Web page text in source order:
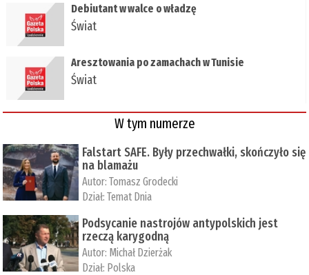
Debiutant w walce o władzę
Świat
Aresztowania po zamachach w Tunisie
Świat
W tym numerze
Falstart SAFE. Były przechwałki, skończyło się
na blamażu
Autor:Tomasz Grodecki
Dział:Temat Dnia
Podsycanie nastrojów antypolskich jest
rzeczą karygodną
Autor: Michał Dzierżak
Dział: Polska